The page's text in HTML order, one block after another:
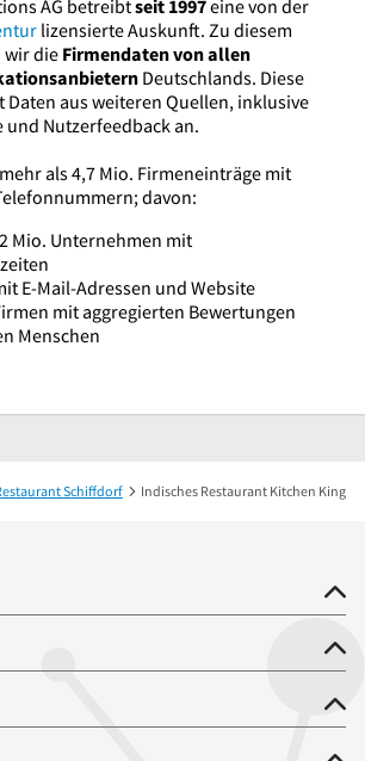
AG betreibtseit 1997eine von der
lizensierte Auskunft. Zu diesem
wir die Firmendaten von allen
Deutschlands. Diese
Daten aus weiteren Quellen, inklusive
und Nutzerfeedback an.
als 4,7 Mio. Firmeneinträge mit
davon:
Mio. Unternehmen mit
E-Mail-Adressen und Website
mit aggregierten Bewertungen
Menschen
Schiffdorf Indisches Restaurant Kitchen King